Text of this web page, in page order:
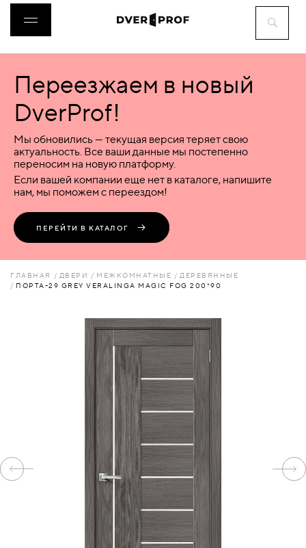
ДВЕРИ
ФУРНИТУРА
ВОРОТА
ПЕРЕГОРОДКИ
КОМПЛЕКТУЮЩИЕ
КОМПАНИИ
Переезжаем в новый
DverProf!
Мы обновились — текущая версия теряет свою
актуальность. Все ваши данные мы постепенно
переносим на новую платформу.
Если вашей компании еще нет в каталоге, напишите
нам, мы поможем с переездом!
ПЕРЕЙТИ В КАТАЛОГ
ГЛАВНАЯ ДВЕРИ МЕЖКОМНАТНЫЕ
ДЕРЕВЯННЫЕ
ПОРТА-29 GREY VERALINGA MAGIC FOG 200*90